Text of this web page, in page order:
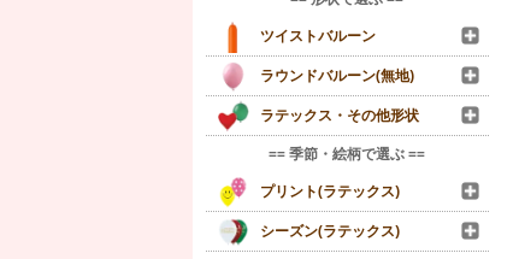
ツイストバルーン
ラウンドバルーン(無地)
ラテックス・その他形状
== 季節・絵柄で選ぶ ==
プリント(ラテックス)
シーズン(ラテックス)